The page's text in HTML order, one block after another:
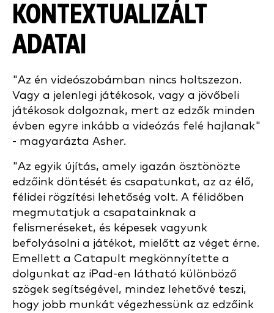
KONTEXTUALIZÁLT
ADATAI
"Az én videószobámban nincs holtszezon.
Vagy a jelenlegi játékosok, vagy a jövőbeli
játékosok dolgoznak, mert az edzők minden
évben egyre inkább a videózás felé hajlanak"
- magyarázta Asher.
"Az egyik újítás, amely igazán ösztönözte
edzőink döntését és csapatunkat, az az élő,
félidei rögzítési lehetőség volt. A félidőben
megmutatjuk a csapatainknak a
felismeréseket, és képesek vagyunk
befolyásolni a játékot, mielőtt az véget érne.
Emellett a Catapult megkönnyítette a
dolgunkat az iPad-en látható különböző
szögek segítségével, mindez lehetővé teszi,
hogy jobb munkát végezhessünk az edzőink